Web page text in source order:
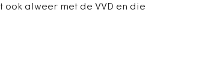
ook alweer met de VVD en die